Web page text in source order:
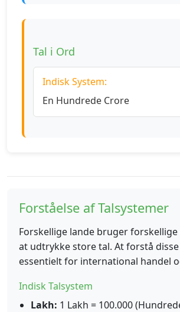
Tal i Ord
Indisk System:
En Hundrede Crore
Forståelse af Talsystemer
Forskellige lande bruger
at udtrykke store tal. At forstå
essentielt for international handel
Indisk Talsystem
Lakh: 1 Lakh = 100.000